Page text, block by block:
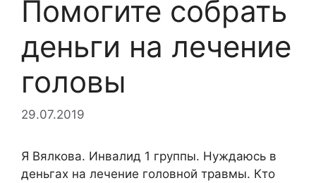
Помогите собрать
деньги на лечение
головы
29.07.2019
Я Вялкова. Инвалид 1 группы. Нуждаюсь в
деньгах на лечение головной травмы. Кто